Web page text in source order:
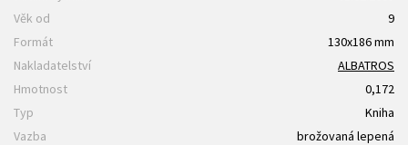
Věk od
9
Formát
130x186 mm
Nakladatelství
ALBATROS
Hmotnost
0,172
Typ
Kniha
Vazba
brožovaná lepená